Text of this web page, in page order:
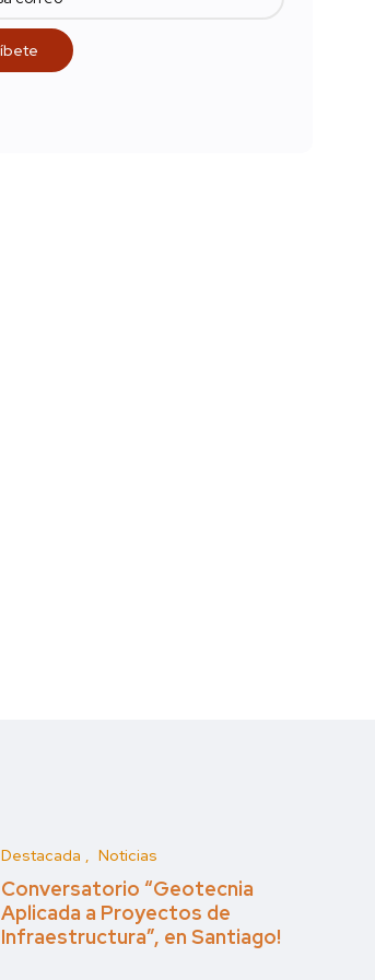
Destacada Noticias
Conversatorio “Geotecnia
Aplicada a Proyectos de
Infraestructura”, en Santiago!